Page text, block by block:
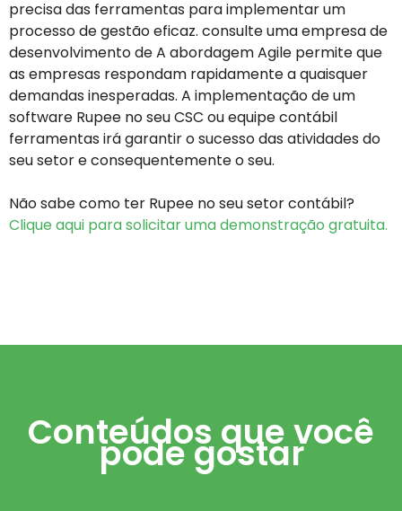
precisa das ferramentas para implementar um
processo de gestão eficaz. consulte uma empresa de
desenvolvimento de A abordagem Agile permite que
as empresas respondam rapidamente a quaisquer
demandas inesperadas. A implementação de um
software Rupee no seu CSC ou equipe contábil
ferramentas irá garantir o sucesso das atividades do
seu setor e consequentemente o seu.
Não sabe como ter Rupee no seu setor contábil?
Clique aqui para solicitar uma demonstração gratuita.
Conteúdos que você
pode gostar